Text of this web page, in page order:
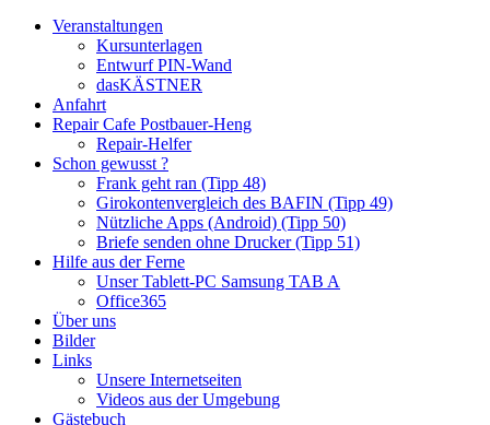
Veranstaltungen
Kursunterlagen
Entwurf PIN-Wand
dasKÄSTNER
Anfahrt
Repair Cafe Postbauer-Heng
Repair-Helfer
Schon gewusst ?
Frank geht ran (Tipp 48)
Girokontenvergleich des BAFIN (Tipp 49)
Nützliche Apps (Android) (Tipp 50)
Briefe senden ohne Drucker (Tipp 51)
Hilfe aus der Ferne
Unser Tablett-PC Samsung TAB A
Office365
Über uns
Bilder
Links
Unsere Internetseiten
Videos aus der Umgebung
Gästebuch